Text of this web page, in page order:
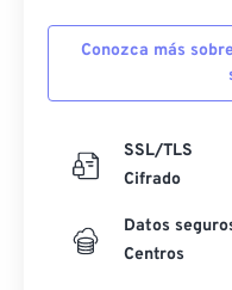
Conozca más
SSL/TLS
Cifrado
Datos
Centros